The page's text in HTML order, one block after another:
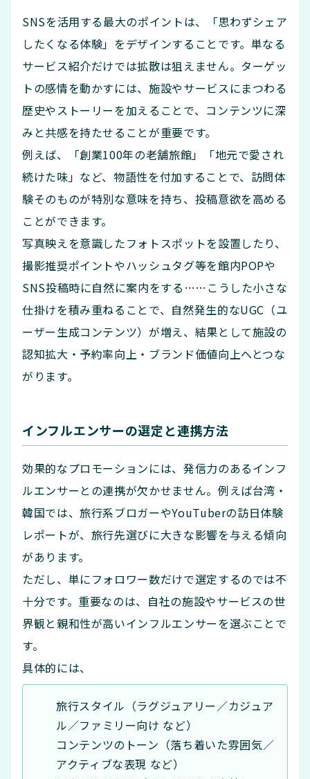
SNSを活用する最大のポイントは、「思わずシェア
したくなる体験」をデザインすることです。単なる
サービス紹介だけでは拡散は狙えません。ターゲッ
トの感情を動かすには、施設やサービスにまつわる
歴史やストーリーを加えることで、コンテンツに深
みと共感を持たせることが重要です。
例えば、「創業100年の老舗旅館」「地元で愛され
続けた味」など、物語性を付加することで、訪問体
験そのものが特別な意味を持ち、投稿意欲を高める
ことができます。
写真映えを意識したフォトスポットを設置したり、
撮影推奨ポイントやハッシュタグ等を館内POPや
SNS投稿時に自然に案内をする……こうした小さな
仕掛けを積み重ねることで、自然発生的なUGC（ユ
ーザー生成コンテンツ）が増え、結果として施設の
認知拡大・予約率向上・ブランド価値向上へとつな
がります。
インフルエンサーの選定と連携方法
効果的なプロモーションには、発信力のあるインフ
ルエンサーとの連携が欠かせません。例えば台湾・
韓国では、旅行系ブロガーやYouTuberの訪日体験
レポートが、旅行先選びに大きな影響を与える傾向
があります。
ただし、単にフォロワー数だけで選定するのでは不
十分です。重要なのは、自社の施設やサービスの世
界観と親和性が高いインフルエンサーを選ぶことで
す。
具体的には、
旅行スタイル（ラグジュアリー／カジュア
ル／ファミリー向け など）
コンテンツのトーン（落ち着いた雰囲気／
アクティブな表現 など）